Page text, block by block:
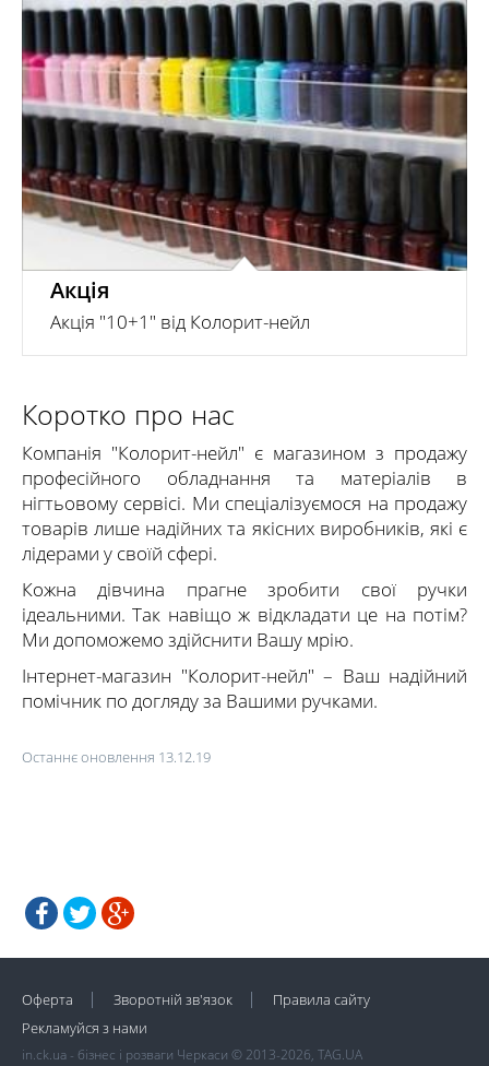
подарунок!
Детальніше
Акція
Акція "10+1" від Колорит-нейл
Коротко про нас
Компанія "Колорит-нейл" є магазином з продажу
професійного обладнання та матеріалів в
нігтьовому сервісі. Ми спеціалізуємося на продажу
товарів лише надійних та якісних виробників, які є
лідерами у своїй сфері.
Кожна дівчина прагне зробити свої ручки
ідеальними. Так навіщо ж відкладати це на потім?
Ми допоможемо здійснити Вашу мрію.
Інтернет-магазин "Колорит-нейл" – Ваш надійний
помічник по догляду за Вашими ручками.
Останнє оновлення 13.12.19
Оферта Зворотній зв'язок
Правила сайту
Рекламуйся з нами
in.ck.ua - бізнес і розваги Черкаси © 2013-2026, TAG.UA